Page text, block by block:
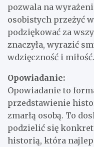
pozwala na
osobistych przeżyć
podziękować za
znaczyła, wyrazić
wdzięczność i miłość.
Opowiadanie:
Opowiadanie to
przedstawienie
zmarłą osobą. To
podzielić się
historią, która